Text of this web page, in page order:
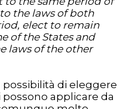
the laws of both
elect to remain
of the States and
laws of the other
possibilità di eleggere
applicare da